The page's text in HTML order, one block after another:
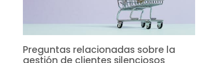
Preguntas relacionadas sobre la